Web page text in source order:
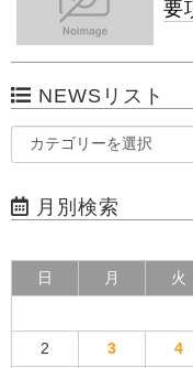
要
NEWSリスト
月別検索
日 月 火
2 3 4